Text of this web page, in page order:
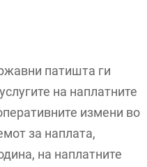
патишта ги
на наплатните
измени во
за наплата,
на наплатните